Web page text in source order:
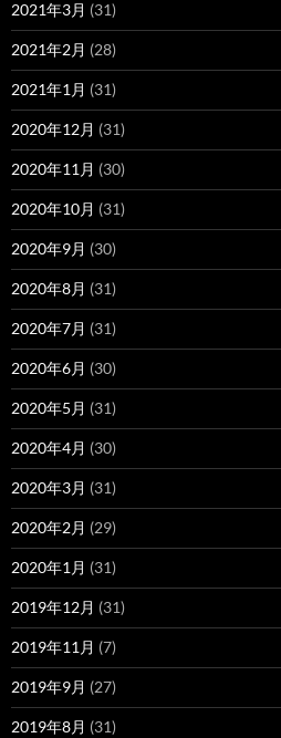
2021年3月 (31)
2021年2月 (28)
2021年1月 (31)
2020年12月 (31)
2020年11月 (30)
2020年10月 (31)
2020年9月 (30)
2020年8月 (31)
2020年7月 (31)
2020年6月 (30)
2020年5月 (31)
2020年4月 (30)
2020年3月 (31)
2020年2月 (29)
2020年1月 (31)
2019年12月 (31)
2019年11月 (7)
2019年9月 (27)
2019年8月 (31)